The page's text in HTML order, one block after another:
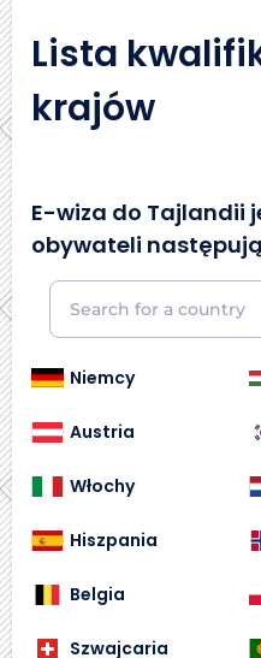
Lista
krajów
E-wiza do Tajlandii
obywateli
Niemcy
Austria
Włochy
Hiszpania
Belgia
Szwajcaria